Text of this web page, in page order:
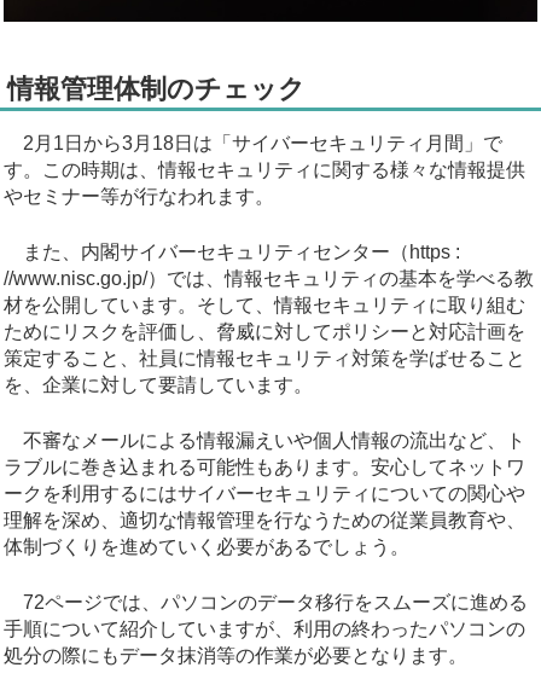
情報管理体制のチェック
2月1日から3月18日は「サイバーセキュリティ月間」で
す。この時期は、情報セキュリティに関する様々な情報提供
やセミナー等が行なわれます。
また、内閣サイバーセキュリティセンター（https :
//www.nisc.go.jp/）では、情報セキュリティの基本を学べる教
材を公開しています。そして、情報セキュリティに取り組む
ためにリスクを評価し、脅威に対してポリシーと対応計画を
策定すること、社員に情報セキュリティ対策を学ばせること
を、企業に対して要請しています。
不審なメールによる情報漏えいや個人情報の流出など、ト
ラブルに巻き込まれる可能性もあります。安心してネットワ
ークを利用するにはサイバーセキュリティについての関心や
理解を深め、適切な情報管理を行なうための従業員教育や、
体制づくりを進めていく必要があるでしょう。
72ページでは、パソコンのデータ移行をスムーズに進める
手順について紹介していますが、利用の終わったパソコンの
処分の際にもデータ抹消等の作業が必要となります。